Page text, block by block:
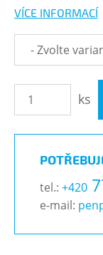
VÍCE INFORMACÍ
ks
tel.: +420
e-mail: